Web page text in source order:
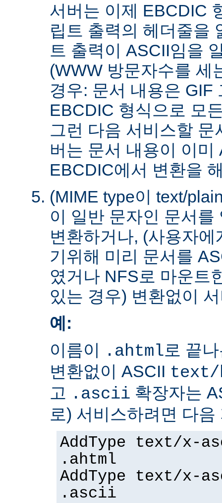
서버는 이제 EBCDIC
립트 출력의 헤더줄을
트 출력이 ASCII임을
(WWW 방문자수를 세
경우: 문서 내용은 GIF
EBCDIC 형식으로 모
그런 다음 서비스할 문
버는 문서 내용이 이미
EBCDIC에서 변환을
(MIME type이 text/
이 일반 문자인 문서
변환하거나, (사용자
기위해 미리 문서를
였거나 NFS로 마운트
있는 경우) 변환없이
예:
이름이 .ahtml로 끝
변환없이 ASCII text/
고 .ascii 확장자는
로) 서비스하려면 다
AddType text/x-
.ahtml
AddType text/x-
.ascii